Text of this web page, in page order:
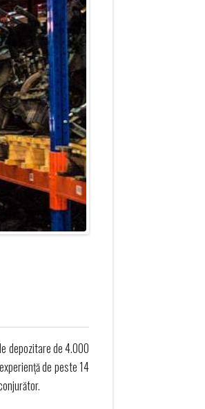
depozitare de 4.000
de peste 14